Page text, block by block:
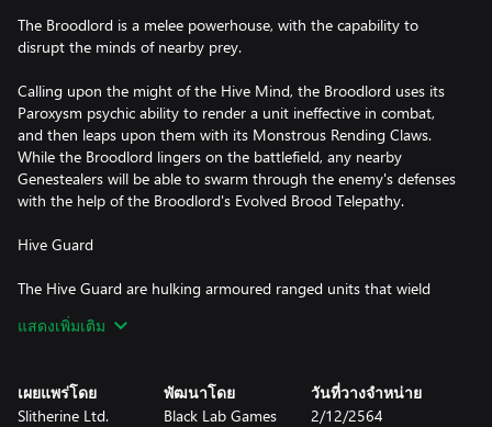
The Broodlord is a melee powerhouse, with the capability to
disrupt the minds of nearby prey.
Calling upon the might of the Hive Mind, the Broodlord uses its
Paroxysm psychic ability to render a unit ineffective in combat,
and then leaps upon them with its Monstrous Rending Claws.
While the Broodlord lingers on the battlefield, any nearby
Genestealers will be able to swarm through the enemy's defenses
with the help of the Broodlord's Evolved Brood Telepathy.
Hive Guard
The Hive Guard are hulking armoured ranged units that wield
beast ammunition of the Impaler Cannons ducks and weaves
around obstacles, rendering anything but the heaviest of cover
แสดงเพิ่มเติม
เผยแพร่โดย
Slitherine Ltd.
พัฒนาโดย
Black Lab Games
วันที่วางจำหน่าย
2/12/2564